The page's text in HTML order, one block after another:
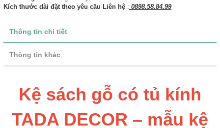
Kích thước dài đặt theo yêu cầu Liên hệ : 0898.58.84.99
Thông tin chi tiết
Thông tin khác
Kệ sách gỗ có tủ kính
TADA DECOR – mẫu kệ